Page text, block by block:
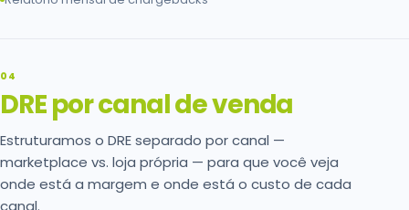
04
DRE por canal de venda
Estruturamos o DRE separado por canal —
marketplace vs. loja própria — para que você veja
onde está a margem e onde está o custo de cada
canal.